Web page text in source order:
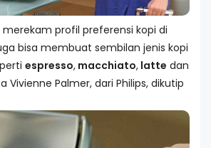
merekam profil preferensi kopi di
bisa membuat sembilan jenis kopi
espresso, macchiato, latte dan
Vivienne Palmer, dari Philips, dikutip